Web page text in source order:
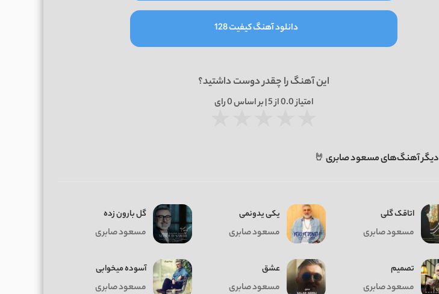
دانلود آهنگ کیفیت 128
این آهنگ را چقدر دوست داشتید؟
امتیاز0.0از 5 | بر اساس 0رای
دیگر آهنگ‌های مسعود صابری 🤘
اتاقک گلی
مسعود صابری
یکی یدونمی
مسعود صابری
گل بارون زده
مسعود صابری
تصمیم
مسعود صابری
عشق
مسعود صابری
آسوده میخوابی
مسعود صابری